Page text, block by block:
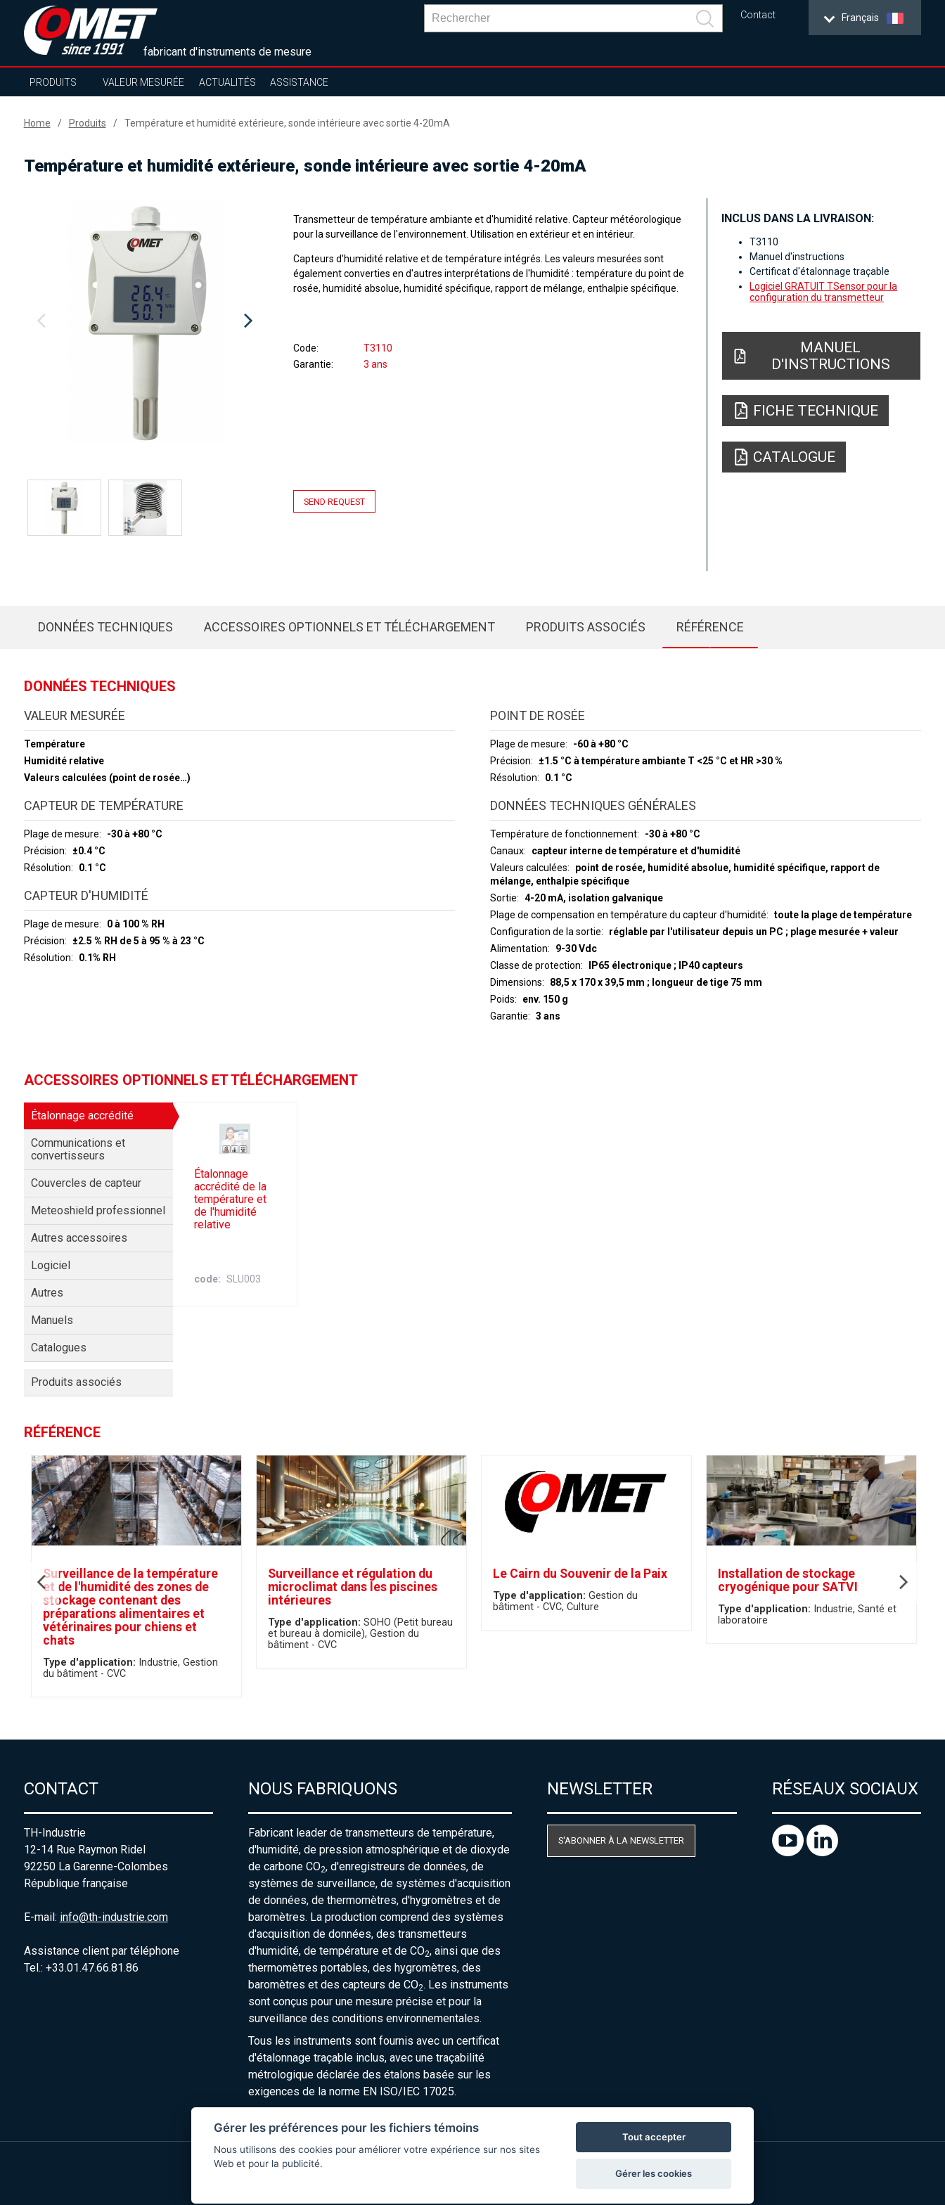
fabricant d'instruments de mesure
Français
Contact
PRODUITS VALEUR MESURÉE ACTUALITÉS ASSISTANCE
Home Produits Température et humidité extérieure, sonde intérieure avec sortie 4-20mA
Température et humidité extérieure, sonde intérieure avec sortie 4-20mA
Transmetteur de température ambiante et d'humidité relative. Capteur météorologique
pour la surveillance de l'environnement. Utilisation en extérieur et en intérieur.
Capteurs d'humidité relative et de température intégrés. Les valeurs mesurées sont
également converties en d'autres interprétations de l'humidité : température du point de
rosée, humidité absolue, humidité spécifique, rapport de mélange, enthalpie spécifique.
Code
T3110
Garantie
3 ans
SEND REQUEST
INCLUS DANS LA LIVRAISON:
T3110
Manuel d'instructions
Certificat d'étalonnage traçable
Logiciel GRATUIT TSensor pour la
configuration du transmetteur
MANUEL
D'INSTRUCTIONS
FICHE TECHNIQUE
CATALOGUE
DONNÉES TECHNIQUES ACCESSOIRES OPTIONNELS ET TÉLÉCHARGEMENT PRODUITS ASSOCIÉS RÉFÉRENCE
DONNÉES TECHNIQUES
VALEUR MESURÉE
Température
Humidité relative
Valeurs calculées (point de rosée…)
CAPTEUR DE TEMPÉRATURE
Plage de mesure
-30 à +80 °C
Précision
±0.4 °C
Résolution
0.1 °C
CAPTEUR D'HUMIDITÉ
Plage de mesure
0 à 100 % RH
Précision
±2.5 % RH de 5 à 95 % à 23 °C
Résolution
0.1% RH
POINT DE ROSÉE
Plage de mesure
-60 à +80 °C
Précision
±1.5 °C à température ambiante T <25 °C et HR >30 %
Résolution
0.1 °C
DONNÉES TECHNIQUES GÉNÉRALES
Température de fonctionnement
-30 à +80 °C
Canaux
capteur interne de température et d'humidité
Valeurs calculées
point de rosée, humidité absolue, humidité spécifique, rapport de
mélange, enthalpie spécifique
Sortie
4-20 mA, isolation galvanique
Plage de compensation en température du capteur d'humidité
toute la plage de température
Configuration de la sortie
réglable par l'utilisateur depuis un PC ; plage mesurée + valeur
Alimentation
9-30 Vdc
Classe de protection
IP65 électronique ; IP40 capteurs
Dimensions
88,5 x 170 x 39,5 mm ; longueur de tige 75 mm
Poids
env. 150 g
Garantie
3 ans
ACCESSOIRES OPTIONNELS ET TÉLÉCHARGEMENT
Étalonnage accrédité
Communications et
convertisseurs
Couvercles de capteur
Meteoshield professionnel
Autres accessoires
Logiciel
Autres
Manuels
Catalogues
Produits associés
Étalonnage
accrédité de la
température et
de l'humidité
relative
code SLU003
RÉFÉRENCE
Surveillance de la température
et de l'humidité des zones de
stockage contenant des
préparations alimentaires et
vétérinaires pour chiens et
chats
Type d'application: Industrie Gestion
du bâtiment - CVC
Surveillance et régulation du
microclimat dans les piscines
intérieures
Type d'application: SOHO (Petit bureau
et bureau à domicile) Gestion du
bâtiment - CVC
Le Cairn du Souvenir de la Paix
Type d'application: Gestion du
bâtiment - CVC Culture
Installation de stockage
cryogénique pour SATVI
Type d'application: Industrie Santé et
laboratoire
CONTACT
TH-Industrie
12-14 Rue Raymon Ridel
92250 La Garenne-Colombes
République française
E-mail: info@th-industrie.com
Assistance client par téléphone
Tel.: +33.01.47.66.81.86
NOUS FABRIQUONS
Fabricant leader de transmetteurs de température,
d'humidité, de pression atmosphérique et de dioxyde
de carbone CO2, d'enregistreurs de données, de
systèmes de surveillance, de systèmes d'acquisition
de données, de thermomètres, d'hygromètres et de
baromètres. La production comprend des systèmes
d'acquisition de données, des transmetteurs
d'humidité, de température et de CO2, ainsi que des
thermomètres portables, des hygromètres, des
baromètres et des capteurs de CO2. Les instruments
sont conçus pour une mesure précise et pour la
surveillance des conditions environnementales.
Tous les instruments sont fournis avec un certificat
d'étalonnage traçable inclus, avec une traçabilité
métrologique déclarée des étalons basée sur les
exigences de la norme EN ISO/IEC 17025.
NEWSLETTER
S'ABONNER À LA NEWSLETTER
RÉSEAUX SOCIAUX
Spaneco
Gérer les préférences pour les fichiers témoins
Nous utilisons des cookies pour améliorer votre expérience sur nos sites
Web et pour la publicité.
Tout accepter
Gérer les cookies